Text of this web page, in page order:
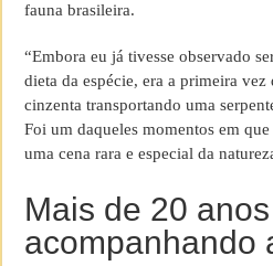
fauna brasileira.
“Embora eu já tivesse observado
dieta da espécie, era a primeira
cinzenta transportando uma
Foi um daqueles momentos em
uma cena rara e especial da
Mais de 20 anos
acompanhando